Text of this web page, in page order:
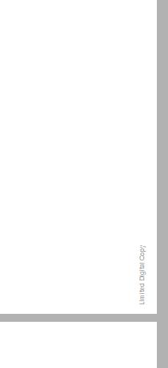
פתח דבר המפגש הגורלי ... 9